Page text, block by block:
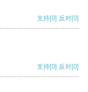
支持[0] 反对[0]
支持[0] 反对[0]